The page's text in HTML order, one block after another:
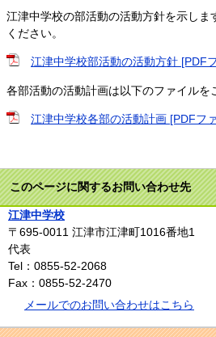
江津中学校の部活動の活動方針を示しま
ください。
江津中学校部活動の活動方針 [PDF
各部活動の活動計画は以下のファイルを
江津中学校各部の活動計画 [PDFフ
このページに関するお問い合わせ先
江津中学校
〒695-0011 江津市江津町1016番地1
代表
Tel：0855-52-2068
Fax：0855-52-2470
メールでのお問い合わせはこちら